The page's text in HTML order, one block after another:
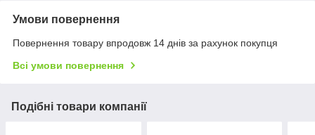
Умови повернення
Повернення товару впродовж 14 днів за рахунок покупця
Всі умови повернення
Подібні товари компанії